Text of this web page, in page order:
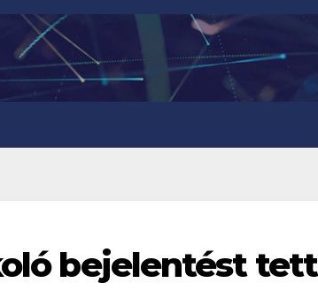
bejelentést tett